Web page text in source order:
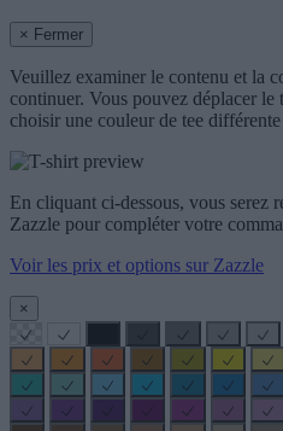
× Fermer
Veuillez examiner le contenu et la
continuer. Vous pouvez déplacer le
choisir une couleur de tee
En cliquant ci-dessous, vous serez
Zazzle pour compléter votre
Voir les prix et options sur Zazzle
×